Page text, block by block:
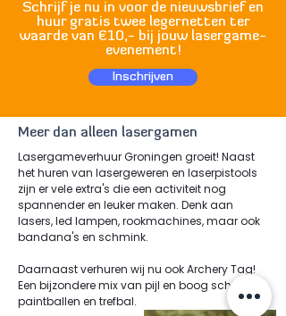
Schrijf je nu in voor de nieuwsbrief en
huur gratis twee legernetten ter
waarde van €10,- bij jouw lasergame-
evenement!
Inschrijven
Meer dan alleen lasergamen
Lasergameverhuur Groningen groeit! Naast
het huren van lasergeweren en laserpistools
zijn er vele extra's die een activiteit nog
spannender en leuker maken. Denk aan
lasers, led lampen, rookmachines, maar ook
bandana's en schmink.
Daarnaast verhuren wij nu ook Archery Tag!
Een bijzondere mix van pijl en boog schieten,
paintballen en trefbal.